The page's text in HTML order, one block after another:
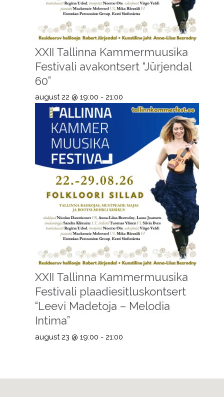
XXII Tallinna Kammermuusika
Festivali avakontsert “Jürjendal
60”
august 22 @ 19:00 - 21:00
XXII Tallinna Kammermuusika
Festivali plaadiesitluskontsert
“Leevi Madetoja – Melodia
Intima”
august 23 @ 19:00 - 21:00